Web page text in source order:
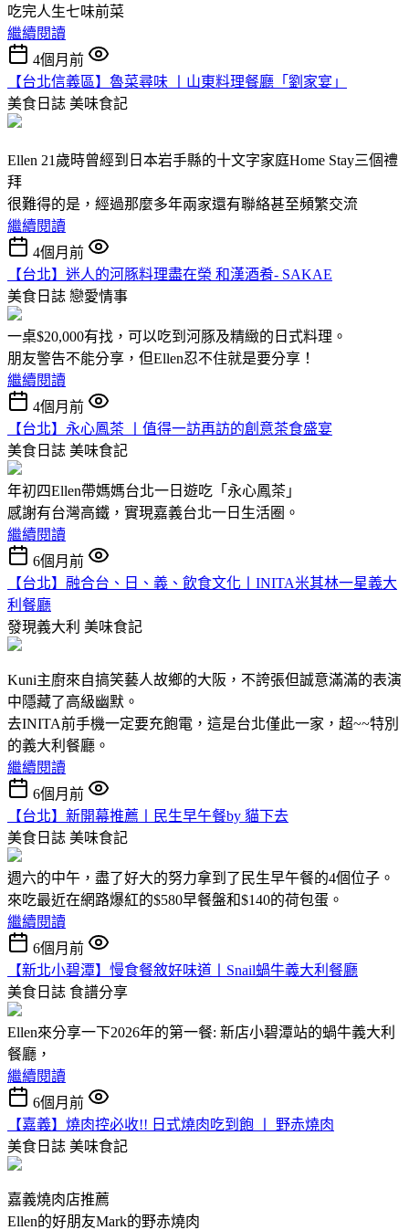
吃完人生七味前菜
繼續閱讀
4個月前
【台北信義區】魯菜尋味 〡山東料理餐廳「劉家宴」
美食日誌 美味食記
Ellen 21歲時曾經到日本岩手縣的十文字家庭Home Stay三個禮
拜
很難得的是，經過那麼多年兩家還有聯絡甚至頻繁交流
繼續閱讀
4個月前
【台北】迷人的河豚料理盡在榮 和漢酒肴- SAKAE
美食日誌 戀愛情事
一桌$20,000有找，可以吃到河豚及精緻的日式料理。
朋友警告不能分享，但Ellen忍不住就是要分享！
繼續閱讀
4個月前
【台北】永心鳳茶 〡值得一訪再訪的創意茶食盛宴
美食日誌 美味食記
年初四Ellen帶媽媽台北一日遊吃「永心鳳茶」
感謝有台灣高鐵，實現嘉義台北一日生活圈。
繼續閱讀
6個月前
【台北】融合台、日、義、飲食文化〡INITA米其林一星義大
利餐廳
發現義大利 美味食記
Kuni主廚來自搞笑藝人故鄉的大阪，不誇張但誠意滿滿的表演
中隱藏了高級幽默。
去INITA前手機一定要充飽電，這是台北僅此一家，超~~特別
的義大利餐廳。
繼續閱讀
6個月前
【台北】新開幕推薦〡民生早午餐by 貓下去
美食日誌 美味食記
週六的中午，盡了好大的努力拿到了民生早午餐的4個位子。
來吃最近在網路爆紅的$580早餐盤和$140的荷包蛋。
繼續閱讀
6個月前
【新北小碧潭】慢食餐敘好味道〡Snail蝸牛義大利餐廳
美食日誌 食譜分享
Ellen來分享一下2026年的第一餐: 新店小碧潭站的蝸牛義大利
餐廳，
繼續閱讀
6個月前
【嘉義】燒肉控必收!! 日式燒肉吃到飽 〡 野赤燒肉
美食日誌 美味食記
嘉義燒肉店推薦
Ellen的好朋友Mark的野赤燒肉